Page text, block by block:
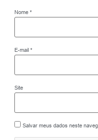
Nome *
E-mail *
Site
Salvar meus dados neste